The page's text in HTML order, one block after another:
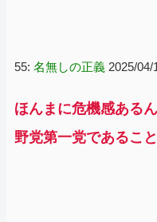
55: 名無しの正義 2025/04/
ほんまに危機感ある
野党第一党であるこ